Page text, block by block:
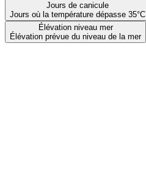
Jours de canicule
Jours où la température dépasse 35°C
Élévation niveau mer
Élévation prévue du niveau de la mer